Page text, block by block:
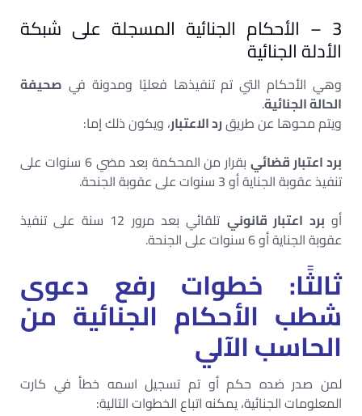
3 – الأحكام الجنائية المسجلة على شبكة
الأدلة الجنائية
وهي الأحكام التي تم تنفيذها فعليًا ومدونة في صحيفة
الحالة الجنائية.
ويتم محوها عن طريقرد الاعتبار، ويكون ذلك إما:
برد اعتبار قضائي
بقرار من المحكمة بعد مضي 6 سنوات على
تنفيذ عقوبة الجناية أو 3 سنوات على عقوبة الجنحة.
أو برد اعتبار قانوني
تلقائي بعد مرور 12 سنة على تنفيذ
عقوبة الجناية أو 6 سنوات على الجنحة.
ثالثًا: خطوات رفع دعوى
شطب الأحكام الجنائية من
الحاسب الآلي
لمن صدر ضده حكم أو تم تسجيل اسمه خطأ في كارت
المعلومات الجنائية، يمكنه اتباع الخطوات التالية: